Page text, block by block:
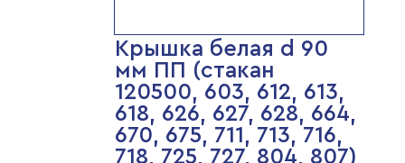
Крышка белая d 90
мм ПП (стакан
120500, 603, 612, 613,
618, 626, 627, 628, 664,
670, 675, 711, 713, 716,
718, 725, 727, 804, 807)